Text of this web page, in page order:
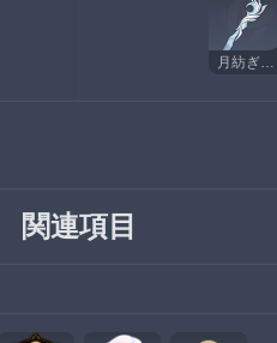
月紡ぎの曙光
関連項目